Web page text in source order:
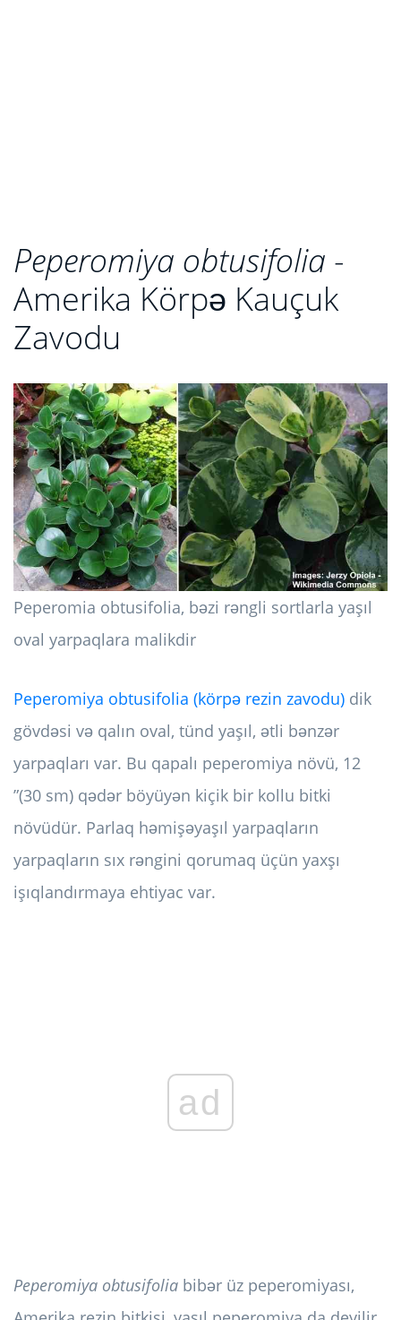
Peperomiya obtusifolia -
Amerika Körpə Kauçuk
Zavodu
Peperomia obtusifolia, bəzi rəngli sortlarla yaşıl
oval yarpaqlara malikdir
Peperomiya obtusifolia (körpə rezin zavodu) dik
gövdəsi və qalın oval, tünd yaşıl, ətli bənzər
yarpaqları var. Bu qapalı peperomiya növü, 12
”(30 sm) qədər böyüyən kiçik bir kollu bitki
növüdür. Parlaq həmişəyaşıl yarpaqların
yarpaqların sıx rəngini qorumaq üçün yaxşı
işıqlandırmaya ehtiyac var.
ad
Peperomiya obtusifolia bibər üz peperomiyası,